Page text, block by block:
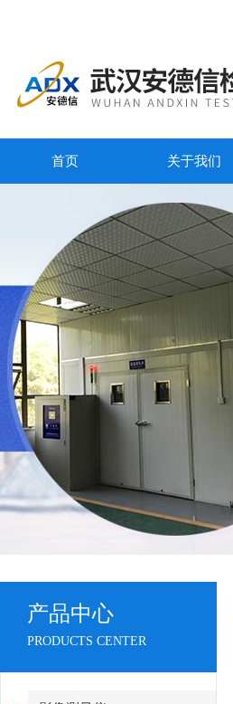
首页 关于我们
产品中心
PRODUCTS CENTER